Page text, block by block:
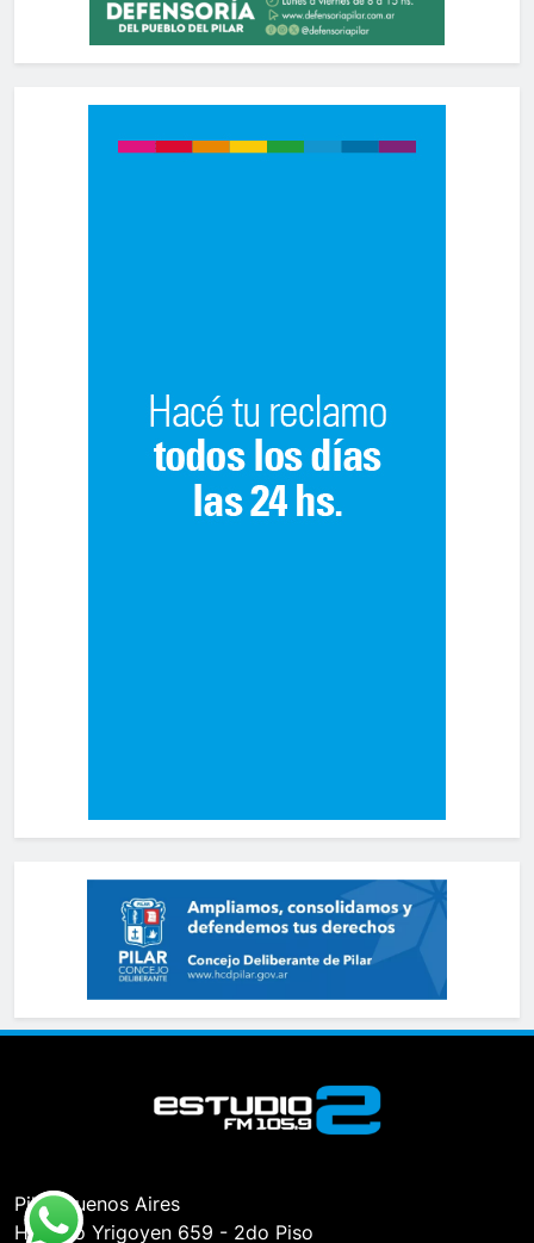
Pilar, Buenos Aires
Hipólito Yrigoyen 659 - 2do Piso